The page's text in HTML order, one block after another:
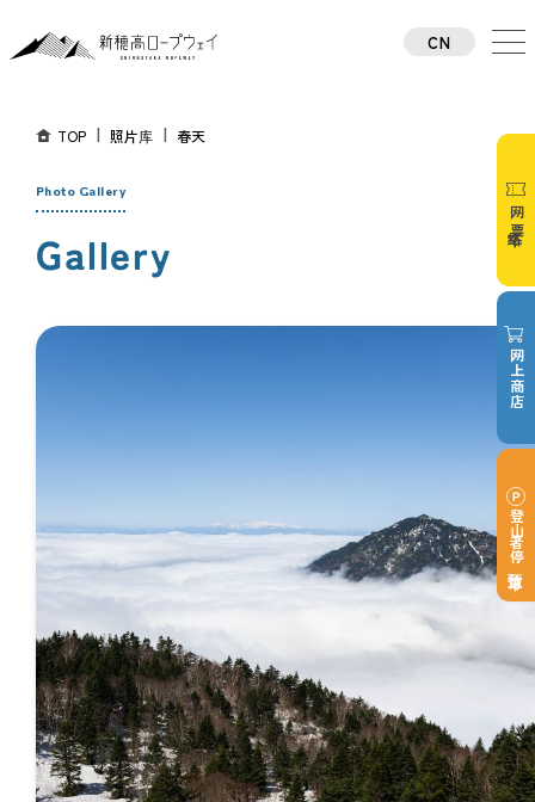
CN
Photo Gallery
Gallery
TOP 照片库 春天
网络车票
网上商店
登山者停车预订